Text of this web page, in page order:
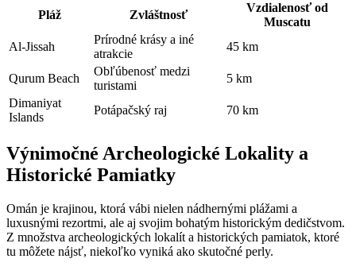
Pláž Zvláštnosť
Vzdialenosť od
Muscatu
Al-Jissah
Prírodné krásy a iné
atrakcie
45 km
Qurum Beach
Obľúbenosť medzi
turistami
5 km
Dimaniyat
Islands
Potápačský raj 70 km
Výnimočné Archeologické Lokality a
Historické Pamiatky
Omán je krajinou, ktorá vábi nielen nádhernými plážami a
luxusnými rezortmi, ale aj svojim bohatým historickým dedičstvom.
Z množstva archeologických lokalít a historických pamiatok, ktoré
tu môžete nájsť, niekoľko vyniká ako skutočné perly.